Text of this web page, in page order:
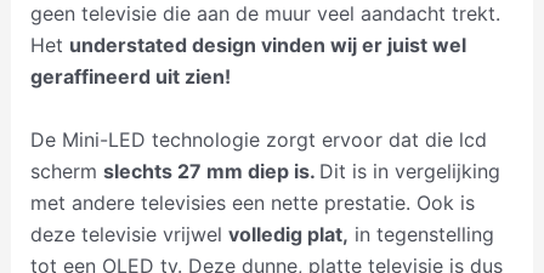
geen televisie die aan de muur veel aandacht trekt.
Het understated design vinden wij er juist wel
geraffineerd uit zien!
De Mini-LED technologie zorgt ervoor dat die lcd
scherm slechts 27 mm diep is. Dit is in vergelijking
met andere televisies een nette prestatie. Ook is
deze televisie vrijwel volledig plat, in tegenstelling
tot een OLED tv. Deze dunne, platte televisie is dus